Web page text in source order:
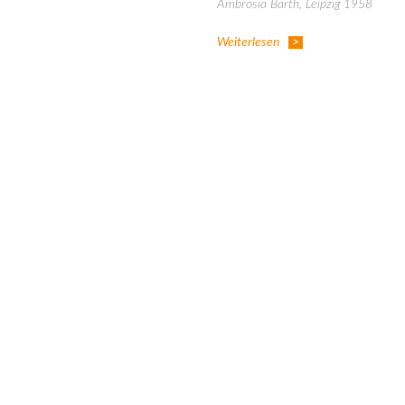
Ambrosia Barth, Leipzig 1958
Weiterlesen